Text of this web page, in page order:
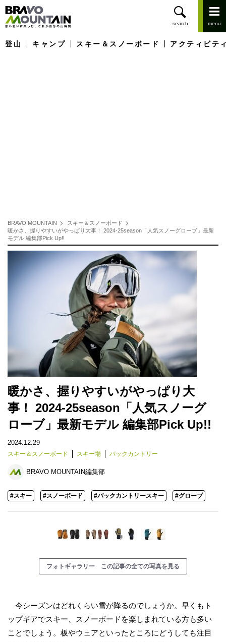
登山 キャンプ スキー＆スノーボード アクティビテ
BRAVO MOUNTAIN
スキー＆スノーボード
暖かさ、握りやすいがやっぱり大事！ 2024-25season「人気スノーグローブ」最新
モデル 編集部Pick Up!!
暖かさ、握りやすいがやっぱり大
事！ 2024-25season「人気スノーグ
ローブ」最新モデル 編集部Pick Up!!
2024.12.29
スキー＆スノーボード スキー場 バックカントリー
BRAVO MOUNTAIN編集部
#スキー #スノーボード #バックカントリースキー #グローブ
フォトギャラリー この記事の全ての写真を見る
今シーズンはどれくらい雪が降るのでしょうか。早くもト
ップギアでスキー、スノーボードを楽しまれている方も多い
ことでしょう。板やウェアといったところにどうしても注目